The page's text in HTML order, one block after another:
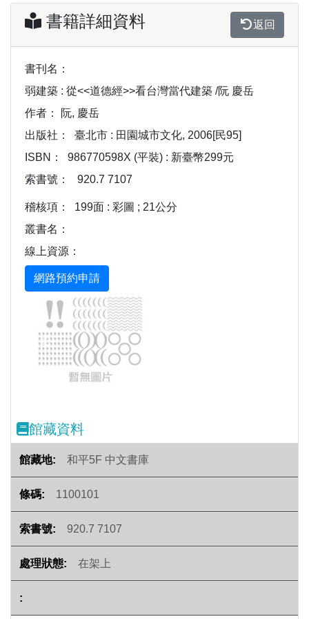
書籍詳細資料 返回
書刊名：
弱建築 : 從<<道德經>>看台灣當代建築 /阮 慶岳
作者：
阮, 慶岳
出版社：
臺北市 : 田園城市文化, 2006[民95]
ISBN：
986770598X (平裝) : 新臺幣299元
索書號：
920.7 7107
稽核項：
199面 : 彩圖 ; 21公分
叢書名：
線上資源：
Previous
館藏資料
和平5F 中文書庫
1100101
920.7 7107
在架上